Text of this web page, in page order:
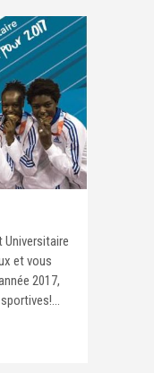
Universitaire
et vous
2017,